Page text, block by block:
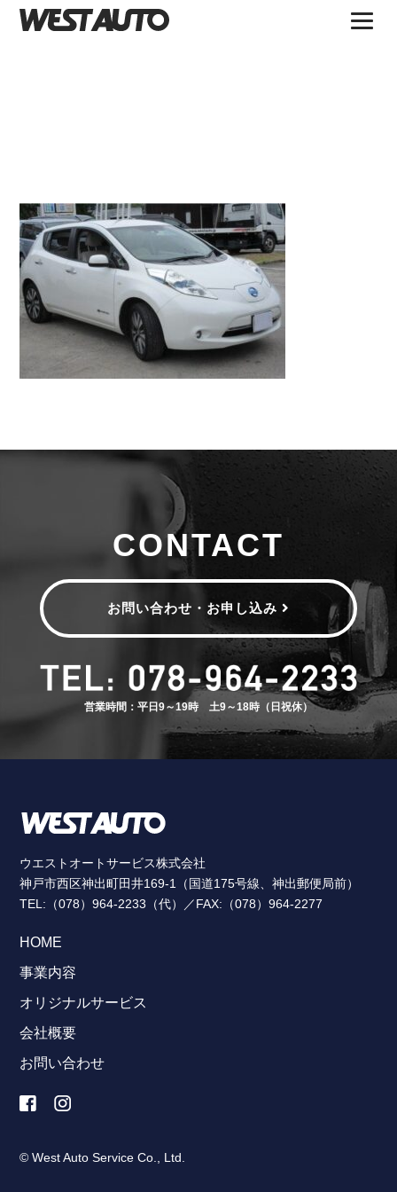
CONTACT
お問い合わせ・お申し込み
営業時間：平日9～19時 土9～18時（日祝休）
ウエストオートサービス株式会社
神戸市西区神出町田井169-1（国道175号線、神出郵便局前）
TEL:（078）964-2233（代）／FAX:（078）964-2277
HOME
事業内容
オリジナルサービス
会社概要
お問い合わせ
© West Auto Service Co., Ltd.